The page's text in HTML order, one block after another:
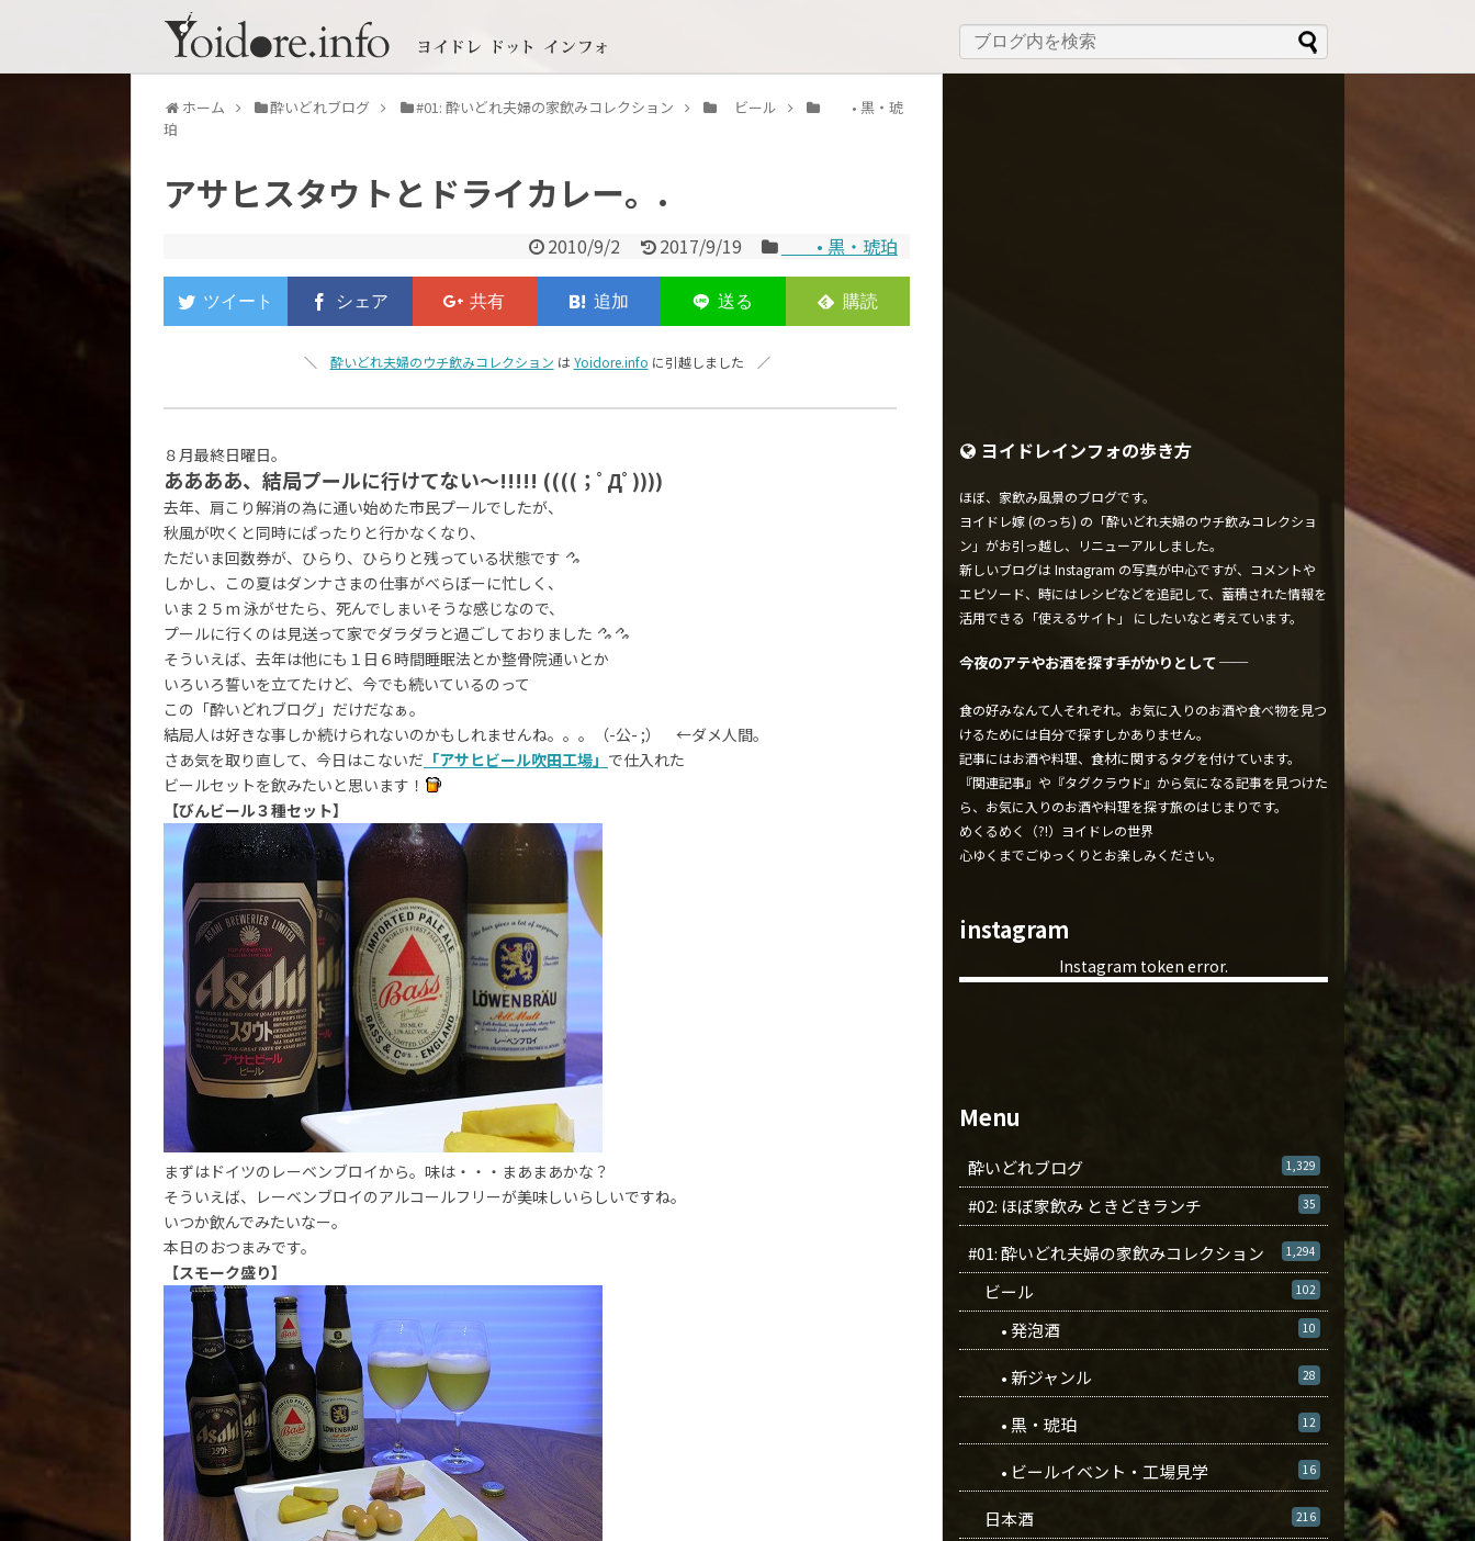
ホーム 酔いどれブログ #01: 酔いどれ夫婦の家飲みコレクション ビール
• 黒・琥
珀
アサヒスタウトとドライカレー。.
2010/9/2 2017/9/19 • 黒・琥珀
＼ 酔いどれ夫婦のウチ飲みコレクション は Yoidore.info に引越しました ／
８月最終日曜日。
ああああ、結局プールに行けてない～!!!!! ((((；ﾟДﾟ))))
去年、肩こり解消の為に通い始めた市民プールでしたが、
秋風が吹くと同時にぱったりと行かなくなり、
ただいま回数券が、ひらり、ひらりと残っている状態です
しかし、この夏はダンナさまの仕事がべらぼーに忙しく、
いま２５m 泳がせたら、死んでしまいそうな感じなので、
プールに行くのは見送って家でダラダラと過ごしておりました
そういえば、去年は他にも１日６時間睡眠法とか整骨院通いとか
いろいろ誓いを立てたけど、今でも続いているのって
この「酔いどれブログ」だけだなぁ。
結局人は好きな事しか続けられないのかもしれませんね。。。（-公- ;） ←ダメ人間。
さあ気を取り直して、今日はこないだ 「アサヒビール吹田工場」 で仕入れた
ビールセットを飲みたいと思います！
【びんビール３種セット】
まずはドイツのレーベンブロイから。味は・・・まあまあかな？
そういえば、レーベンブロイのアルコールフリーが美味しいらしいですね。
いつか飲んでみたいなー。
本日のおつまみです。
【スモーク盛り】
ヨイドレインフォの歩き方
ほぼ、家飲み風景のブログです。
ヨイドレ嫁 (のっち) の「酔いどれ夫婦のウチ飲みコレクショ
ン」がお引っ越し、リニューアルしました。
新しいブログは Instagram の写真が中心ですが、コメントや
エピソード、時にはレシピなどを追記して、蓄積された情報を
活用できる「使えるサイト」 にしたいなと考えています。
今夜のアテやお酒を探す手がかりとして ──
食の好みなんて人それぞれ。お気に入りのお酒や食べ物を見つ
けるためには自分で探すしかありません。
記事にはお酒や料理、食材に関するタグを付けています。
『関連記事』や『タグクラウド』から気になる記事を見つけた
ら、お気に入りのお酒や料理を探す旅のはじまりです。
めくるめく（?!）ヨイドレの世界
心ゆくまでごゆっくりとお楽しみください。
instagram
Instagram token error.
Menu
酔いどれブログ 1,329
#02: ほぼ家飲み ときどきランチ 35
#01: 酔いどれ夫婦の家飲みコレクション 1,294
ビール 102
• 発泡酒 10
• 新ジャンル 28
• 黒・琥珀 12
• ビールイベント・工場見学 16
日本酒 216